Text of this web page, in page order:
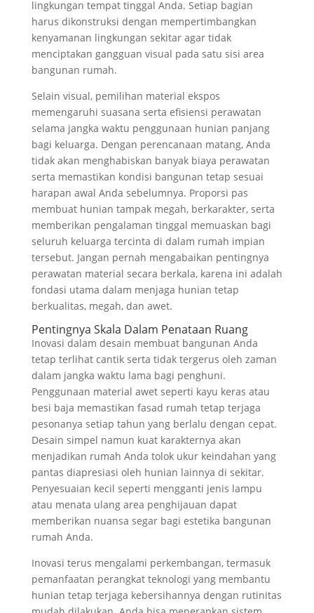
lingkungan tempat tinggal Anda. Setiap bagian
harus dikonstruksi dengan mempertimbangkan
kenyamanan lingkungan sekitar agar tidak
menciptakan gangguan visual pada satu sisi area
bangunan rumah.
Selain visual, pemilihan material ekspos
memengaruhi suasana serta efisiensi perawatan
selama jangka waktu penggunaan hunian panjang
bagi keluarga. Dengan perencanaan matang, Anda
tidak akan menghabiskan banyak biaya perawatan
serta memastikan kondisi bangunan tetap sesuai
harapan awal Anda sebelumnya. Proporsi pas
membuat hunian tampak megah, berkarakter, serta
memberikan pengalaman tinggal memuaskan bagi
seluruh keluarga tercinta di dalam rumah impian
tersebut. Jangan pernah mengabaikan pentingnya
perawatan material secara berkala, karena ini adalah
fondasi utama dalam menjaga hunian tetap
berkualitas, megah, dan awet.
Pentingnya Skala Dalam Penataan Ruang
Inovasi dalam desain membuat bangunan Anda
tetap terlihat cantik serta tidak tergerus oleh zaman
dalam jangka waktu lama bagi penghuni.
Penggunaan material awet seperti kayu keras atau
besi baja memastikan fasad rumah tetap terjaga
pesonanya setiap tahun yang berlalu dengan cepat.
Desain simpel namun kuat karakternya akan
menjadikan rumah Anda tolok ukur keindahan yang
pantas diapresiasi oleh hunian lainnya di sekitar.
Penyesuaian kecil seperti mengganti jenis lampu
atau menata ulang area penghijauan dapat
memberikan nuansa segar bagi estetika bangunan
rumah Anda.
Inovasi terus mengalami perkembangan, termasuk
pemanfaatan perangkat teknologi yang membantu
hunian tetap terjaga kebersihannya dengan rutinitas